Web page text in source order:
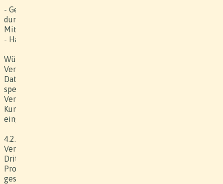
- Gesetzlich vorgeschriebene Versicherungen für sämtliche
durch den Produzenten beigezogenen festen und freien
Mitarbeiter;
- Haftpflichtversicherung zur Deckung von Drittschäden.
Wünscht der Kunde den Abschluss von zusätzlichen
Versicherungen (z.B. Bild-, Ton- und
Datenträgerversicherung, Personenausfall, Versicherung
spezieller Requisiten), so hat er dies dem Produzenten vor
Vertragsabschluss mitzuteilen. Die Prämien sind durch den
Kunden zu tragen, respektive werden in den Werkpreis
eingerechnet.
4.2. Der Kunde trägt die ausschliessliche Gefahr und
Verantwortung für die durch ihn oder von ihm beauftragte
Dritte (Agentur etc.) kontrollierten Belange oder
Produktionsorte und für die von ihm zur Verfügung
gestellten Produkte, Requisiten, Mitwirkende etc.